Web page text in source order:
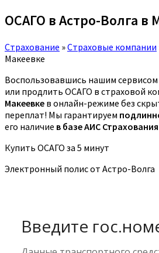
ОСАГО в Астро-Волга в
Страхование »Страховые компании
Макеевке
Воспользовавшись нашим
или продлить ОСАГО в страховой
Макеевке в онлайн-режиме без
переплат! Мы гарантируем
его наличие в базе АИС
Купить ОСАГО за 5 минут
Электронный полис от Астро-Волга